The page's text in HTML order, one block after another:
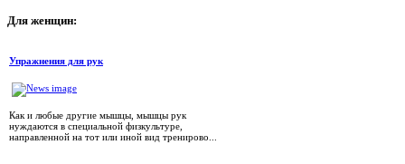
Для женщин:
Упражнения для рук
Как и любые другие мышцы, мышцы рук
нуждаются в специальной физкультуре,
направленной на тот или иной вид тренирово...